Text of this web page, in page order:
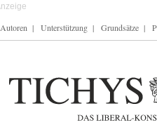
Autoren Unterstützung Grundsätze